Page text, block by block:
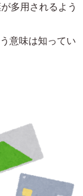
多用されるよう
意味は知ってい